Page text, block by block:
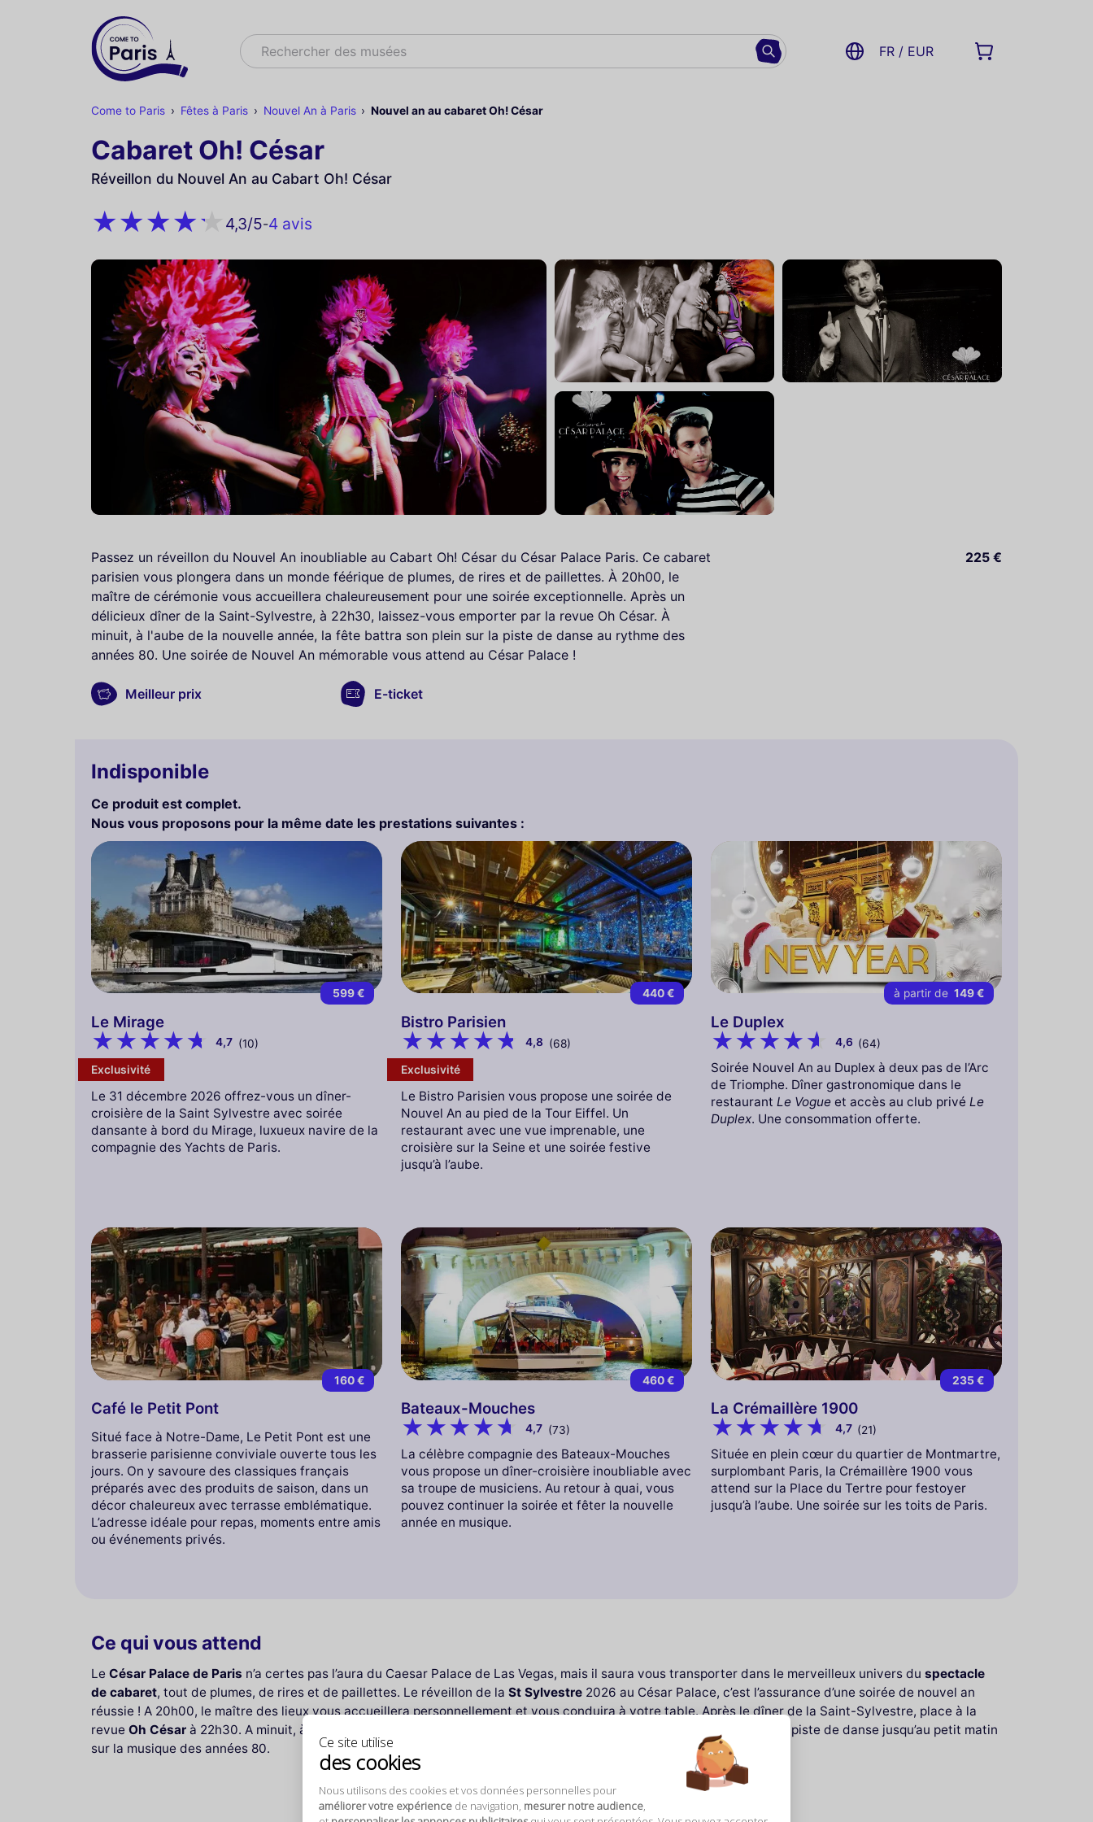
Ce site utilise
des cookies
Nous utilisons des cookies et vos données personnelles pour
améliorer votre expérience de navigation, mesurer notre audience,
Rechercher
Rechercher des FR / EUR
Come to Paris Fêtes à Paris Nouvel An à Paris Nouvel an au cabaret Oh! César
Cabaret Oh! César
Réveillon du Nouvel An au Cabart Oh! César
4,3/5-4 avis
Passez un réveillon du Nouvel An inoubliable au Cabart Oh! César du César Palace Paris. Ce cabaret
parisien vous plongera dans un monde féérique de plumes, de rires et de paillettes. À 20h00, le
maître de cérémonie vous accueillera chaleureusement pour une soirée exceptionnelle. Après un
délicieux dîner de la Saint-Sylvestre, à 22h30, laissez-vous emporter par la revue Oh César. À
minuit, à l'aube de la nouvelle année, la fête battra son plein sur la piste de danse au rythme des
années 80. Une soirée de Nouvel An mémorable vous attend au César Palace !
Meilleur prix E-ticket
225 €
Indisponible
Ce produit est complet.
Nous vous proposons pour la même date les prestations suivantes :
599 €
Le Mirage
4,7 (10)
Exclusivité
Le 31 décembre 2026 offrez-vous un dîner-
croisière de la Saint Sylvestre avec soirée
dansante à bord du Mirage, luxueux navire de la
compagnie des Yachts de Paris.
440 €
Bistro Parisien
4,8 (68)
Exclusivité
Le Bistro Parisien vous propose une soirée de
Nouvel An au pied de la Tour Eiffel. Un
restaurant avec une vue imprenable, une
croisière sur la Seine et une soirée festive
jusqu’à l’aube.
à partir de 149 €
Le Duplex
4,6 (64)
Soirée Nouvel An au Duplex à deux pas de l’Arc
de Triomphe. Dîner gastronomique dans le
restaurant Le Vogueet accès au club privé Le
Duplex. Une consommation offerte.
160 €
Café le Petit Pont
Situé face à Notre-Dame, Le Petit Pont est une
brasserie parisienne conviviale ouverte tous les
jours. On y savoure des classiques français
préparés avec des produits de saison, dans un
décor chaleureux avec terrasse emblématique.
L’adresse idéale pour repas, moments entre amis
ou événements privés.
460 €
Bateaux-Mouches
4,7 (73)
La célèbre compagnie des Bateaux-Mouches
vous propose un dîner-croisière inoubliable avec
sa troupe de musiciens. Au retour à quai, vous
pouvez continuer la soirée et fêter la nouvelle
année en musique.
235 €
La Crémaillère 1900
4,7 (21)
Située en plein cœur du quartier de Montmartre,
surplombant Paris, la Crémaillère 1900 vous
attend sur la Place du Tertre pour festoyer
jusqu’à l’aube. Une soirée sur les toits de Paris.
Ce qui vous attend
Le César Palace de Paris n’a certes pas l’aura du Caesar Palace de Las Vegas, mais il saura vous transporter dans le merveilleux univers du spectacle
de cabaret, tout de plumes, de rires et de paillettes. Le réveillon de la St Sylvestre 2026 au César Palace, c’est l’assurance d’une soirée de nouvel an
réussie ! A 20h00, le maître des lieux vous accueillera personnellement et vous conduira à votre table. Après le dîner de la Saint-Sylvestre, place à la
revue Oh César à 22h30. A minuit, à l’aube de la nouvelle année, la fête ne fait que commencer ! Vous profiterez de la piste de danse jusqu’au petit matin
sur la musique des années 80.